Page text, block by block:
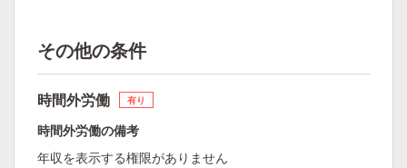
その他の条件
時間外労働 有り
時間外労働の備考
年収を表示する権限がありません